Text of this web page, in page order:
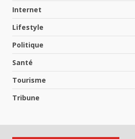
Internet
Lifestyle
Politique
Santé
Tourisme
Tribune